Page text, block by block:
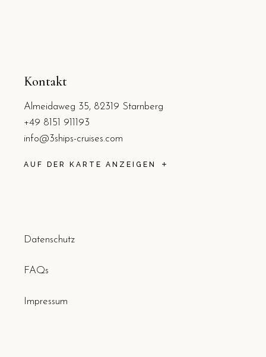
Kontakt
Almeidaweg 35, 82319 Starnberg
+49 8151 911193
info@3ships-cruises.com
AUF DER KARTE ANZEIGEN
Datenschutz
FAQs
Impressum